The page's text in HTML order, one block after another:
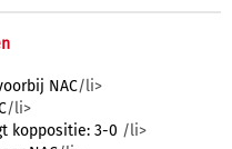
NAC/li>
/li>
koppositie: 3-0 /li>